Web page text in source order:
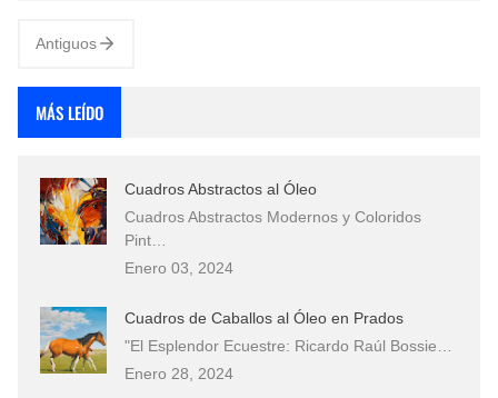
Antiguos
MÁS LEÍDO
Cuadros Abstractos al Óleo
Cuadros Abstractos Modernos y Coloridos
Pint…
Enero 03, 2024
Cuadros de Caballos al Óleo en Prados
"El Esplendor Ecuestre: Ricardo Raúl Bossie…
Enero 28, 2024